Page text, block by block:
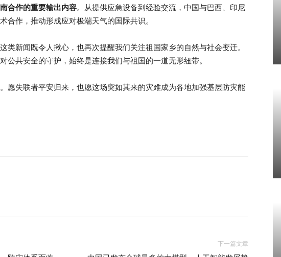
合作的重要输出内容。从提供应急设备到经验交流，中国与巴西、印尼
合作，推动形成应对极端天气的国际共识。
类新闻既令人揪心，也再次提醒我们关注祖国家乡的自然与社会变迁。
公共安全的守护，始终是连接我们与祖国的一道无形纽带。
愿失联者平安归来，也愿这场突如其来的灾难成为各地加强基层防灾能
下一篇文章